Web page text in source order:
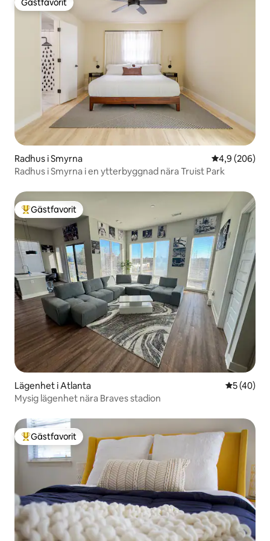
Gästfavorit
Gästfavorit
Radhus i Smyrna 4,9 av 5 i
4,9 (206)
Radhus i Smyrna i en ytterbyggnad nära Truist Park
Populär gästfavorit
Gästfavorit
Lägenhet i Atlanta 5 av 5 i
5 (40)
Mysig lägenhet nära Braves stadion
Populär gästfavorit
Gästfavorit